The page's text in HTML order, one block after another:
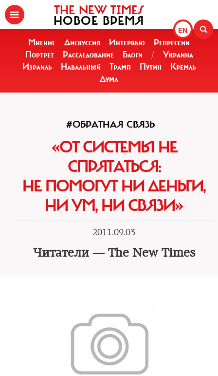
EN
THE NEW TIMES
НОВОЕ ВРЕМЯ
Мнение Дискуссия Интервью
Репрессии
Портрет
Расследование Блоги /
Украина
Израиль
Навальный Трамп Путин
Кремль
Дума
#ОБРАТНАЯ СВЯЗЬ
«ОТ СИСТЕМЫ НЕ
СПРЯТАТЬСЯ:
НЕ ПОМОГУТ НИ ДЕНЬГИ,
НИ УМ, НИ СВЯЗИ»
2011.09.03
Читатели — The New Times